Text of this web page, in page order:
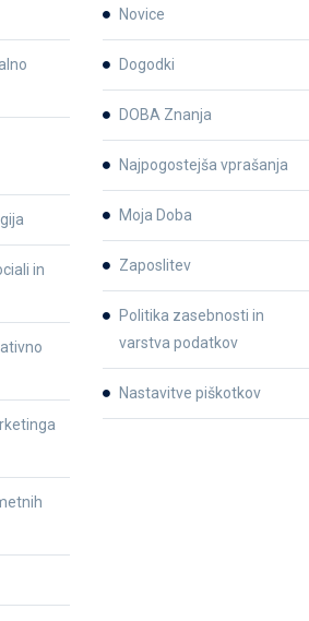
in
Novice
Dogodki
DOBA Znanja
Najpogostejša vprašanja
Moja Doba
Zaposlitev
Politika zasebnosti in
varstva podatkov
Nastavitve piškotkov